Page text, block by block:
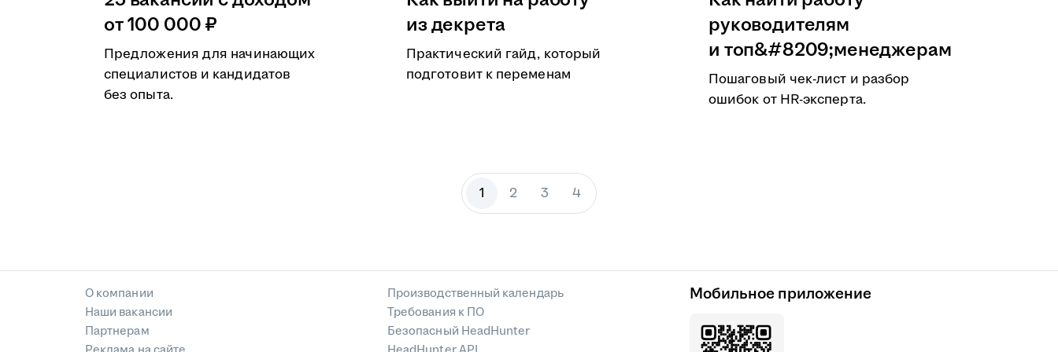
от 100 000 ₽
Предложения для начинающих
специалистов и кандидатов
без опыта.
из декрета
Практический гайд, который
подготовит к переменам
руководителям
и топ&#8209;менеджерам
Пошаговый чек-лист и разбор
ошибок от HR-эксперта.
1 2 3 4
О компании
Наши вакансии
Партнерам
Производственный календарь
Требования к ПО
Безопасный HeadHunter
Мобильное приложение